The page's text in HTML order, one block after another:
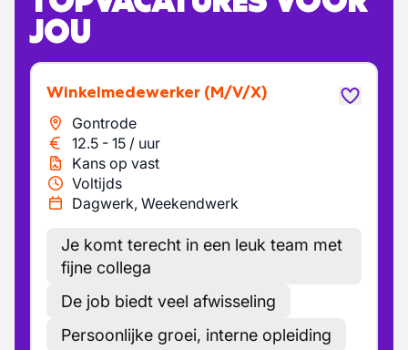
JOU
Winkelmedewerker (M/V/X)
Gontrode
12.5 - 15 / uur
Kans op vast
Voltijds
Dagwerk, Weekendwerk
Je komt terecht in een leuk team met
fijne collega
De job biedt veel afwisseling
Persoonlijke groei, interne opleiding